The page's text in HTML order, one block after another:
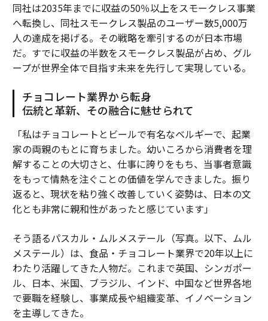
同社は2035年までに収益の50％以上をスモークレス事業
へ転換し、同社スモークレス製品のユーザー数5,000万
人の達成を掲げる。その戦略を牽引するのが日本市場
だ。すでに収益の半数をスモークレス製品が占め、グル
ープが世界全体で目指す未来を先行して実現している。
チョコレート業界から転身
伝統と革新、その融合に魅せられて
「私はチョコレートとビールで有名なベルギーで、起業
家の両親のもとに育ちました。幼いころから消費者を理
解することの大切さと、仕事に誇りをもち、当事者意識
をもって情熱を注ぐことの価値を学んできました。振り
返ると、現状を粘り強く改善していく姿勢は、日本の文
化とも非常に親和性があったと感じています」
そう語るパスカル・ムルメステール（写真。以下、ムル
メステール）は、食品・チョコレート業界で20年以上に
わたり活躍してきた人物だ。これまで英国、シンガポー
ル、日本、米国、ブラジル、インド、中国など世界各地
で要職を経験し、事業成長や組織変革、イノベーション
を主導してきた。